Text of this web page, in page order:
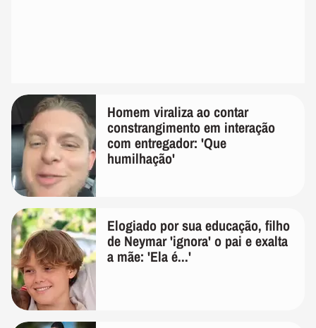
Homem viraliza ao contar
constrangimento em interação
com entregador: 'Que
humilhação'
Elogiado por sua educação, filho
de Neymar 'ignora' o pai e exalta
a mãe: 'Ela é...'